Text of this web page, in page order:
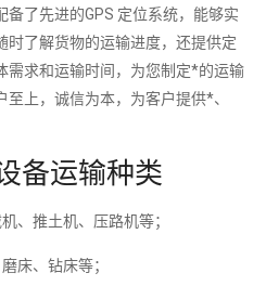
了先进的GPS 定位系统，能够实
时了解货物的运输进度，还提供定
需求和运输时间，为您制定*的运输
上，诚信为本，为客户提供*、
备运输种类
、推土机、压路机等；
床、钻床等；